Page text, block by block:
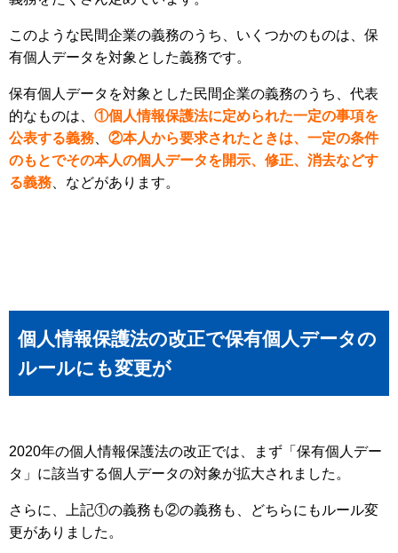
このような民間企業の義務のうち、いくつかのものは、保
有個人データを対象とした義務です。
保有個人データを対象とした民間企業の義務のうち、代表
的なものは、 ①個人情報保護法に定められた一定の事項を
公表する義務
②本人から要求されたときは、一定の条件
のもとでその本人の個人データを開示、修正、消去などす
る義務 、などがあります。
個人情報保護法の改正で保有個人データの
ルールにも変更が
2020年の個人情報保護法の改正では、まず「保有個人デー
タ」に該当する個人データの対象が拡大されました。
さらに、上記①の義務も②の義務も、どちらにもルール変
更がありました。